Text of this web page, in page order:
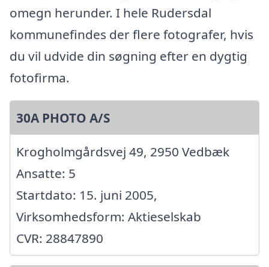
omegn herunder. I hele Rudersdal
kommunefindes der flere fotografer, hvis
du vil udvide din søgning efter en dygtig
fotofirma.
30A PHOTO A/S
Krogholmgårdsvej 49, 2950 Vedbæk
Ansatte: 5
Startdato: 15. juni 2005,
Virksomhedsform: Aktieselskab
CVR: 28847890